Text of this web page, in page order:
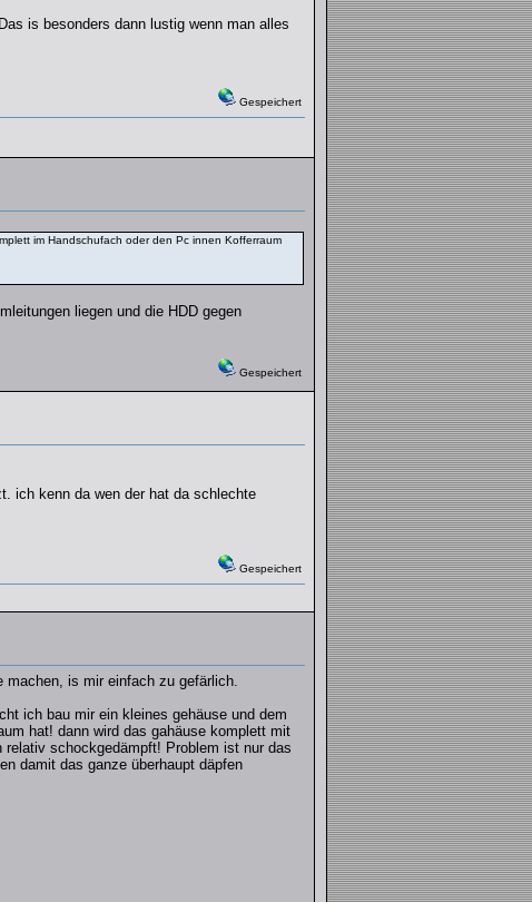
is besonders dann lustig wenn man alles
Gespeichert
im Handschufach oder den Pc innen Kofferraum
liegen und die HDD gegen
Gespeichert
ich kenn da wen der hat da schlechte
Gespeichert
is mir einfach zu gefärlich.
ich bau mir ein kleines gehäuse und dem
hat! dann wird das gahäuse komplett mit
schockgedämpft! Problem ist nur das
damit das ganze überhaupt däpfen